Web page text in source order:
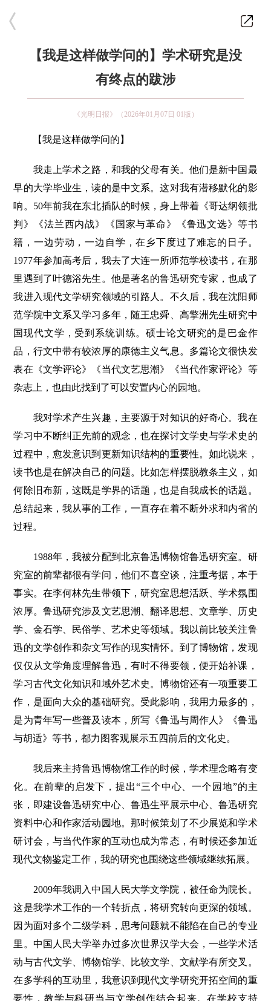
【我是这样做学问的】学术研究是没
有终点的跋涉
《光明日报》（2026年01月07日 01版）
【我是这样做学问的】
我走上学术之路，和我的父母有关。他们是新中国最
早的大学毕业生，读的是中文系。这对我有潜移默化的影
响。50年前我在东北插队的时候，身上带着《哥达纲领批
判》《法兰西内战》《国家与革命》《鲁迅文选》等书
籍，一边劳动，一边自学，在乡下度过了难忘的日子。
1977年参加高考后，我去了大连一所师范学校读书，在那
里遇到了叶德浴先生。他是著名的鲁迅研究专家，也成了
我进入现代文学研究领域的引路人。不久后，我在沈阳师
范学院中文系又学习多年，随王忠舜、高擎洲先生研究中
国现代文学，受到系统训练。硕士论文研究的是巴金作
品，行文中带有较浓厚的康德主义气息。多篇论文很快发
表在《文学评论》《当代文艺思潮》《当代作家评论》等
杂志上，也由此找到了可以安置内心的园地。
我对学术产生兴趣，主要源于对知识的好奇心。我在
学习中不断纠正先前的观念，也在探讨文学史与学术史的
过程中，愈发意识到更新知识结构的重要性。如此说来，
读书也是在解决自己的问题。比如怎样摆脱教条主义，如
何除旧布新，这既是学界的话题，也是自我成长的话题。
总结起来，我从事的工作，一直存在着不断外求和内省的
过程。
1988年，我被分配到北京鲁迅博物馆鲁迅研究室。研
究室的前辈都很有学问，他们不喜空谈，注重考据，本于
事实。在李何林先生带领下，研究室思想活跃、学术氛围
浓厚。鲁迅研究涉及文艺思潮、翻译思想、文章学、历史
学、金石学、民俗学、艺术史等领域。我以前比较关注鲁
迅的文学创作和杂文写作的现实情怀。到了博物馆，发现
仅仅从文学角度理解鲁迅，有时不得要领，便开始补课，
学习古代文化知识和域外艺术史。博物馆还有一项重要工
作，是面向大众的基础研究。受此影响，我用力最多的，
是为青年写一些普及读本，所写《鲁迅与周作人》《鲁迅
与胡适》等书，都力图客观展示五四前后的文化史。
我后来主持鲁迅博物馆工作的时候，学术理念略有变
化。在前辈的启发下，提出“三个中心、一个园地”的主
张，即建设鲁迅研究中心、鲁迅生平展示中心、鲁迅研究
资料中心和作家活动园地。那时候策划了不少展览和学术
研讨会，与当代作家的互动也成为常态，有时候还参加近
现代文物鉴定工作，我的研究也围绕这些领域继续拓展。
2009年我调入中国人民大学文学院，被任命为院长。
这是我学术工作的一个转折点，将研究转向更深的领域。
因为面对多个二级学科，思考问题就不能陷在自己的专业
里。中国人民大学举办过多次世界汉学大会，一些学术活
动与古代文学、博物馆学、比较文学、文献学有所交叉。
在多学科的互动里，我意识到现代文学研究开拓空间的重
要性，教学与科研当与文学创作结合起来。在学校支持